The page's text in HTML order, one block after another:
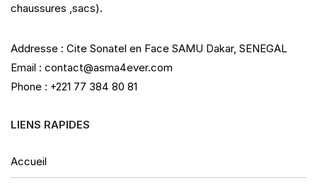
chaussures ,sacs).
Addresse : Cite Sonatel en Face SAMU Dakar, SENEGAL
Email : contact@asma4ever.com
Phone : +221 77 384 80 81
LIENS RAPIDES
Accueil